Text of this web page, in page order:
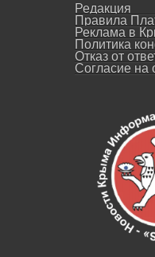
Редакция
Правила
Реклама в
Политика
Отказ от
Согласие на